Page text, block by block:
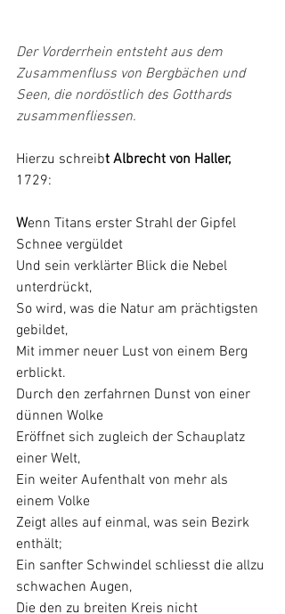
Der Vorderrhein entsteht aus dem
Zusammenfluss von Bergbächen und
Seen, die nordöstlich des Gotthards
zusammenfliessen.
Hierzu schreibt Albrecht von Haller,
1729:
Wenn Titans erster Strahl der Gipfel
Schnee vergüldet
Und sein verklärter Blick die Nebel
unterdrückt,
So wird, was die Natur am prächtigsten
gebildet,
Mit immer neuer Lust von einem Berg
erblickt.
Durch den zerfahrnen Dunst von einer
dünnen Wolke
Eröffnet sich zugleich der Schauplatz
einer Welt,
Ein weiter Aufenthalt von mehr als
einem Volke
Zeigt alles auf einmal, was sein Bezirk
enthält;
Ein sanfter Schwindel schliesst die allzu
schwachen Augen,
Die den zu breiten Kreis nicht